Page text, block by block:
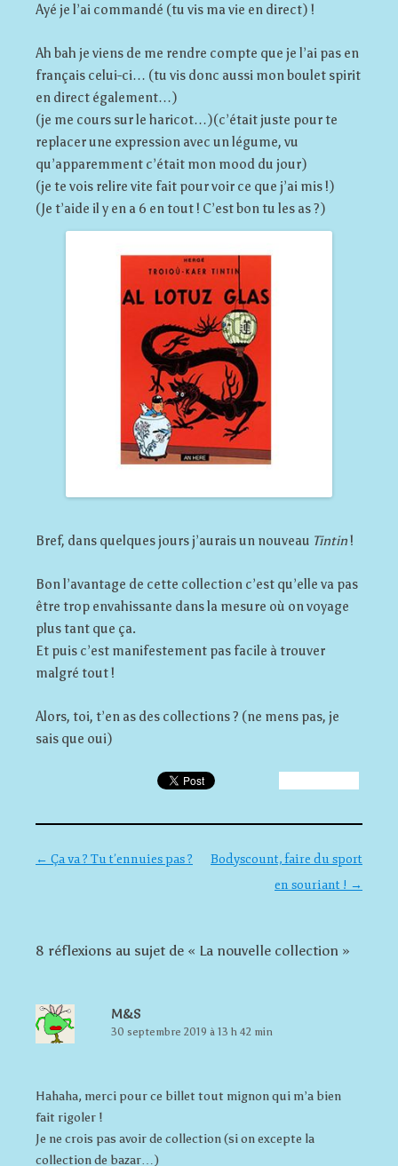
Ayé je l’ai commandé (tu vis ma vie en direct) !
Ah bah je viens de me rendre compte que je l’ai pas en
français celui-ci… (tu vis donc aussi mon boulet spirit
en direct également…)
(je me cours sur le haricot…)(c’était juste pour te
replacer une expression avec un légume, vu
qu’apparemment c’était mon mood du jour)
(je te vois relire vite fait pour voir ce que j’ai mis !)
(Je t’aide il y en a 6 en tout ! C’est bon tu les as ?)
Bref, dans quelques jours j’aurais un nouveau Tintin!
Bon l’avantage de cette collection c’est qu’elle va pas
être trop envahissante dans la mesure où on voyage
plus tant que ça.
Et puis c’est manifestement pas facile à trouver
malgré tout !
Alors, toi, t’en as des collections ? (ne mens pas, je
sais que oui)
Navigation des articles
← Ça va ? Tu t’ennuies pas ?
Bodyscount, faire du sport
en souriant ! →
8 réflexions au sujet de « La nouvelle collection »
M&S
30 septembre 2019 à 13 h 42 min
Hahaha, merci pour ce billet tout mignon qui m’a bien
fait rigoler !
Je ne crois pas avoir de collection (si on excepte la
collection de bazar…)